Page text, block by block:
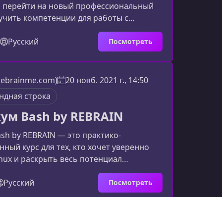
на новый профессиональный
компетенции для работы с
системами и прокачать навыки,
в крупных технологических
создана для тех, кто хочет
отказоустойчивые,
и производительные сервисы на
задачи решает практикумУчастники
с разными целями, но чащ
Русский Посмотреть
20 нояб. 2021 г., 14:50
строка
Bash by REBRAIN
by REBRAIN — это практико-
курс для тех, кто хочет уверенно
и раскрыть весь потенциал
Если вы хотите автоматизировать
собственные скрипты и понимать, как
Bash изнутри — этот курс станет
Русский Посмотреть